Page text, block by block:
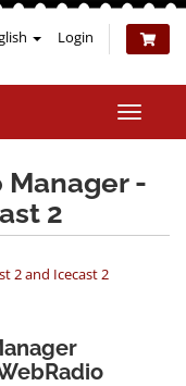
Login
Toggle
Manager -
2
2 and Icecast 2